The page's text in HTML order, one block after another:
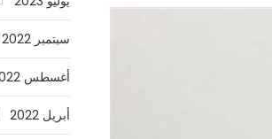
سبتمبر 2022
أغسطس 2022
أبريل 2022